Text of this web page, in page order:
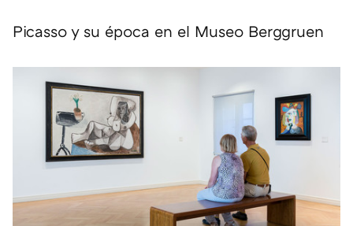
Picasso y su época en el Museo Berggruen